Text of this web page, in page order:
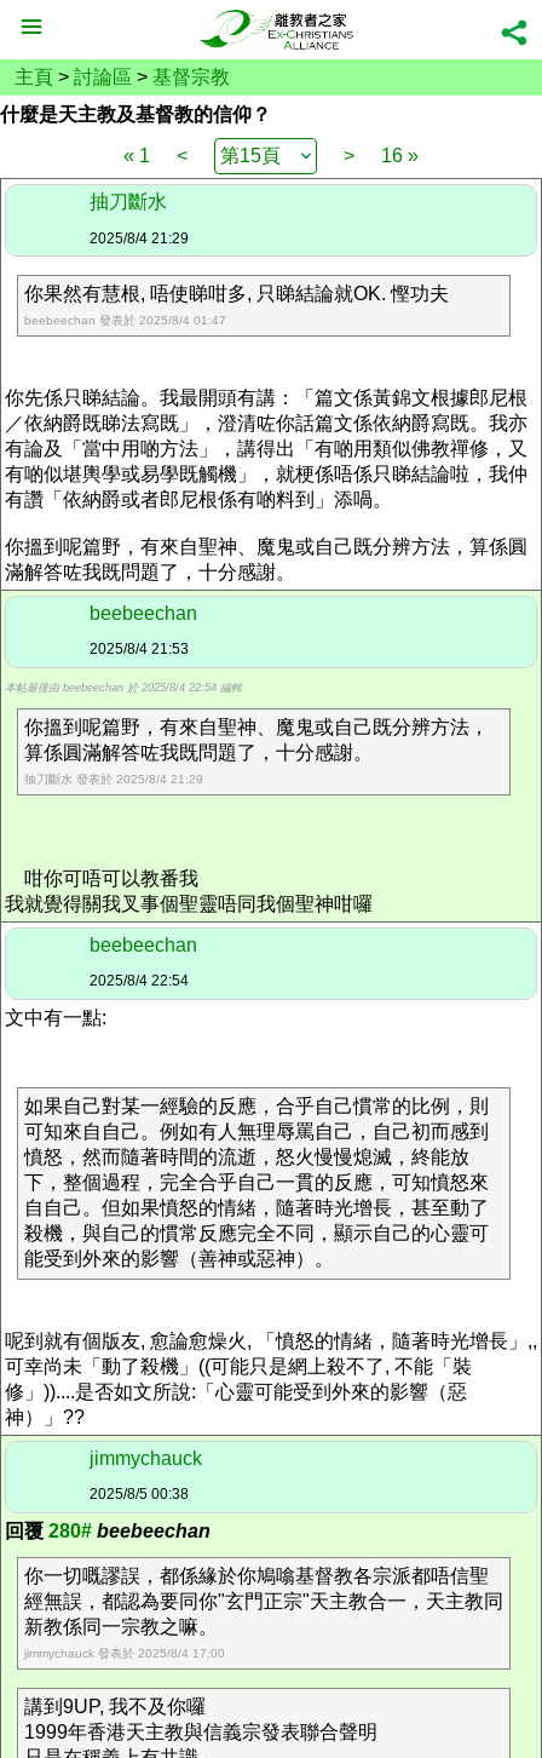
主頁 > 討論區 > 基督宗教
什麼是天主教及基督教的信仰？
« 1
< > 16 »
抽刀斷水
2025/8/4 21:29
你果然有慧根, 唔使睇咁多, 只睇結論就OK. 慳功夫
beebeechan 發表於 2025/8/4 01:47
你先係只睇結論。我最開頭有講：「篇文係黃錦文根據郎尼根
／依納爵既睇法寫既」，澄清咗你話篇文係依納爵寫既。我亦
有論及「當中用啲方法」，講得出「有啲用類似佛教禪修，又
有啲似堪輿學或易學既觸機」，就梗係唔係只睇結論啦，我仲
有讚「依納爵或者郎尼根係有啲料到」添喎。
你搵到呢篇野，有來自聖神、魔鬼或自己既分辨方法，算係圓
滿解答咗我既問題了，十分感謝。
beebeechan
2025/8/4 21:53
本帖最後由 beebeechan 於 2025/8/4 22:54 編輯
你搵到呢篇野，有來自聖神、魔鬼或自己既分辨方法，
算係圓滿解答咗我既問題了，十分感謝。
抽刀斷水 發表於 2025/8/4 21:29
咁你可唔可以教番我
我就覺得關我叉事個聖靈唔同我個聖神咁囉
beebeechan
2025/8/4 22:54
文中有一點:
如果自己對某一經驗的反應，合乎自己慣常的比例，則
可知來自自己。例如有人無理辱罵自己，自己初而感到
憤怒，然而隨著時間的流逝，怒火慢慢熄滅，終能放
下，整個過程，完全合乎自己一貫的反應，可知憤怒來
自自己。但如果憤怒的情緒，隨著時光增長，甚至動了
殺機，與自己的慣常反應完全不同，顯示自己的心靈可
能受到外來的影響（善神或惡神）。
呢到就有個版友, 愈論愈燥火, 「憤怒的情緒，隨著時光增長」,,
可幸尚未「動了殺機」((可能只是網上殺不了, 不能「裝
修」))....是否如文所說:「心靈可能受到外來的影響（惡
神）」??
jimmychauck
2025/8/5 00:38
回覆 280# beebeechan
你一切嘅謬誤，都係緣於你鳩噏基督教各宗派都唔信聖
經無誤，都認為要同你"玄門正宗"天主教合一，天主教同
新教係同一宗教之嘛。
jimmychauck 發表於 2025/8/4 17:00
講到9UP, 我不及你囉
1999年香港天主教與信義宗發表聯合聲明